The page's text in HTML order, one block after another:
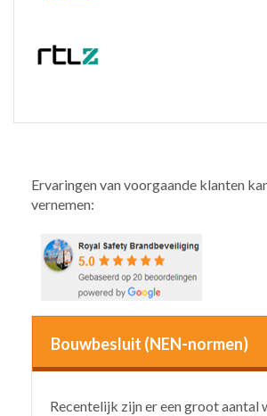
Ervaringen van voorgaande klanten
vernemen:
Bouwbesluit (NEN-normen)
Recentelijk zijn er een groot aantal